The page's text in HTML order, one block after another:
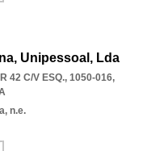
Unipessoal, Lda
42 C/V ESQ., 1050-016,
n.e.